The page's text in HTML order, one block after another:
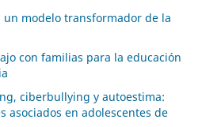
un modelo transformador de la
con familias para la educación
ciberbullying y autoestima:
asociados en adolescentes de